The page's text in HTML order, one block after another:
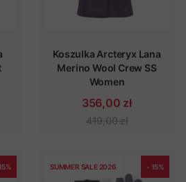
Koszulka Arcteryx Lana
Merino Wool Crew SS
Women
356,00 zł
419,00 zł
SUMMER SALE 2026 - 15%